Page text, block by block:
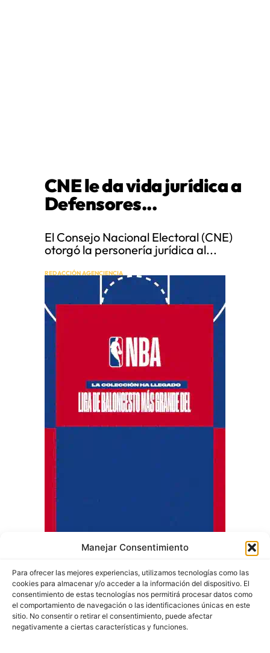
Manejar Consentimiento
Para ofrecer las mejores experiencias, utilizamos tecnologías como las
cookies para almacenar y/o acceder a la información del dispositivo. El
consentimiento de estas tecnologías nos permitirá procesar datos como
el comportamiento de navegación o las identificaciones únicas en este
sitio. No consentir o retirar el consentimiento, puede afectar
negativamente a ciertas características y funciones.
CNE le da vida jurídica a
Defensores...
El Consejo Nacional Electoral (CNE)
otorgó la personería jurídica al...
REDACCIÓN AGENCIENCIA